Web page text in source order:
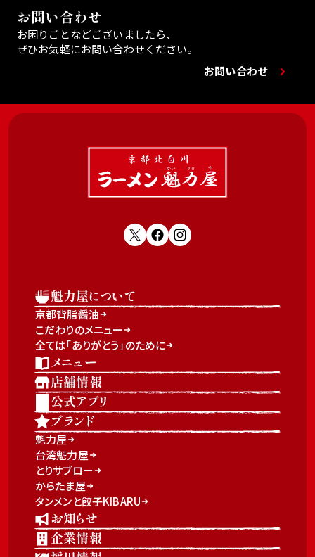
お問い合わせ
お困りごとなどございましたら、
ぜひお気軽にお問い合わせください。
お問い合わせ
魁力屋について
京都背脂醤油
こだわりのメニュー
全ては「ありがとう」のために
メニュー
店舗情報
公式アプリ
ブランド
魁力屋
台湾魁力屋
とりサブロー
からたま屋
タンメンと餃子KIBARU
お知らせ
企業情報